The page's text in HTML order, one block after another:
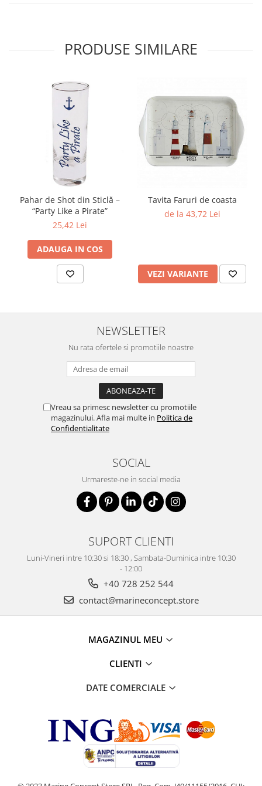
PRODUSE SIMILARE
Pahar de Shot din Sticlă –
“Party Like a Pirate”
25,42 Lei
ADAUGA IN COS
Tavita Faruri de coasta
de la 43,72 Lei
VEZI VARIANTE
NEWSLETTER
Nu rata ofertele si promotiile noastre
Vreau sa primesc newsletter cu promotiile
magazinului. Afla mai multe in Politica de
Confidentialitate
SOCIAL
Urmareste-ne in social media
SUPORT CLIENTI
Luni-Vineri intre 10:30 si 18:30 , Sambata-Duminica intre 10:30
- 12:00
+40 728 252 544
contact@marineconcept.store
MAGAZINUL MEU
CLIENTI
DATE COMERCIALE